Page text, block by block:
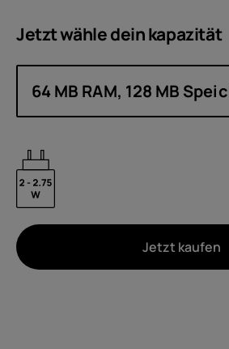
Jetzt wähle deinkapazität
64 MB RAM, 128 MB
Jetzt kaufen